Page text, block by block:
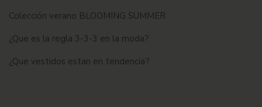
Colección verano BLOOMING SUMMER
¿Que es la regla 3-3-3 en la moda?
¿Que vestidos estan en tendencia?